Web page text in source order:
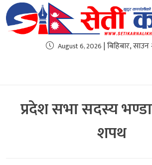
August 6, 2026 | बिहिबार,
प्रदेश सभा सदस्य
शपथ